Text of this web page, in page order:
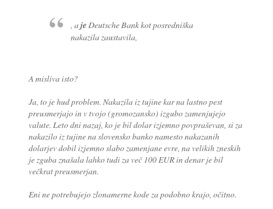
, ajeDeutsche Bank kot posredniška
nakazila zaustavila,
A misliva isto?
Ja, to je hud problem. Nakazila iz tujine kar na lastno pest
preusmerjajo in v tvojo (gromozansko) izgubo zamenjujejo
valute. Leto dni nazaj, ko je bil dolar izjemno povpraševan, si za
nakazilo iz tujine na slovensko banko namesto nakazanih
dolarjev dobil izjemno slabo zamenjane evre, na velikih zneskih
je zguba znašala lahko tudi za več 100 EUR in denar je bil
večkrat preusmerjan.
Eni ne potrebujejo zlonamerne kode za podobno krajo, očitno.